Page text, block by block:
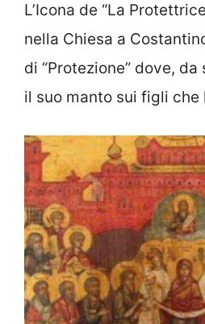
L’Icona de “La
nella Chiesa a
di “Protezione” dove,
il suo manto sui figli che